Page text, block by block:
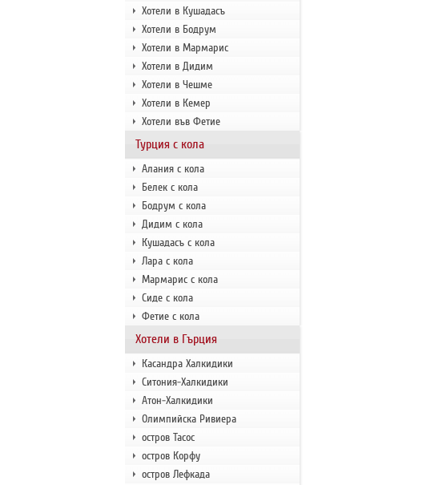
Хотели в Кушадасъ
Хотели в Бодрум
Хотели в Мармарис
Хотели в Дидим
Хотели в Чешме
Хотели в Кемер
Хотели във Фетие
Турция с кола
Алания с кола
Белек с кола
Бодрум с кола
Дидим с кола
Кушадасъ с кола
Лара с кола
Мармарис с кола
Сиде с кола
Фетие с кола
Хотели в Гърция
Касандра Халкидики
Ситония-Халкидики
Атон-Халкидики
Олимпийска Ривиера
остров Тасос
остров Корфу
остров Лефкада